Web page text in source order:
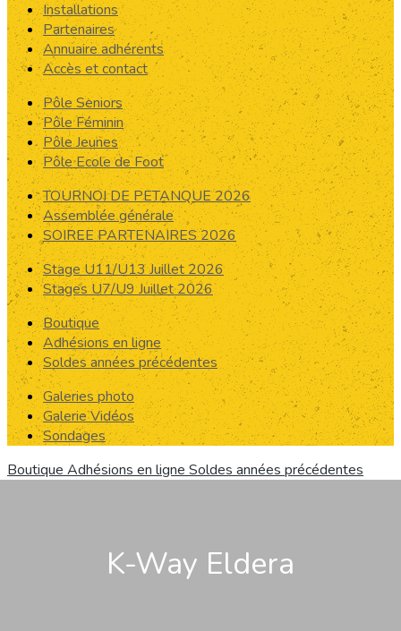
Installations
Partenaires
Annuaire adhérents
Accès et contact
Pôle Seniors
Pôle Féminin
Pôle Jeunes
Pôle Ecole de Foot
TOURNOI DE PETANQUE 2026
Assemblée générale
SOIREE PARTENAIRES 2026
Stage U11/U13 Juillet 2026
Stages U7/U9 Juillet 2026
Boutique
Adhésions en ligne
Soldes années précédentes
Galeries photo
Galerie Vidéos
Sondages
Boutique Adhésions en ligne Soldes années précédentes
K-Way Eldera